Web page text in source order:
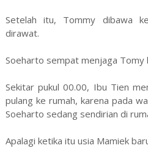
Setelah itu, Tommy dibawa
dirawat.
Soeharto sempat menjaga Tomy
Sekitar pukul 00.00, Ibu Tien
pulang ke rumah, karena pada
Soeharto sedang sendirian di
Apalagi ketika itu usia Mamiek